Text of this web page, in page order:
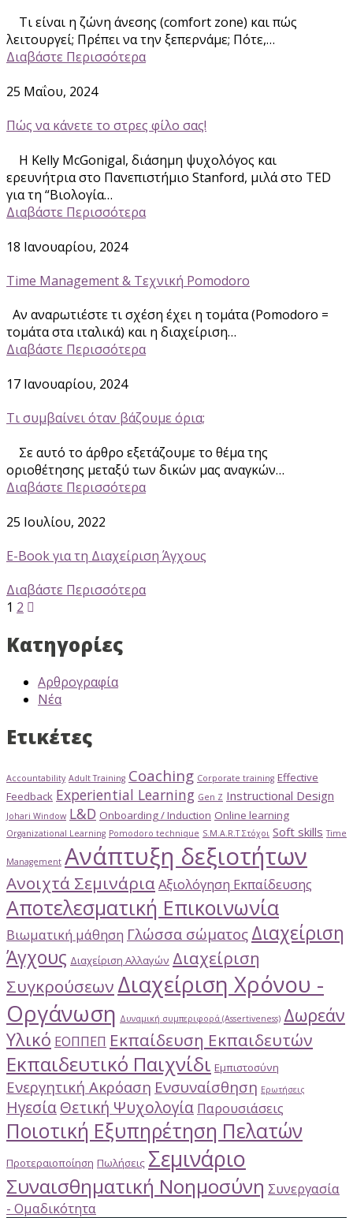
Τι είναι η ζώνη άνεσης (comfort zone) και πώς
λειτουργεί; Πρέπει να την ξεπερνάμε; Πότε,…
Διαβάστε Περισσότερα
25 Μαΐου, 2024
Πώς να κάνετε το στρες φίλο σας!
Η Kelly McGonigal, διάσημη ψυχολόγος και
ερευνήτρια στο Πανεπιστήμιο Stanford, μιλά στο TED
για τη “Βιολογία…
Διαβάστε Περισσότερα
18 Ιανουαρίου, 2024
Time Management & Τεχνική Pomodoro
Αν αναρωτιέστε τι σχέση έχει η τομάτα (Pomodoro =
τομάτα στα ιταλικά) και η διαχείριση…
Διαβάστε Περισσότερα
17 Ιανουαρίου, 2024
Τι συμβαίνει όταν βάζουμε όρια;
Σε αυτό το άρθρο εξετάζουμε το θέμα της
οριοθέτησης μεταξύ των δικών μας αναγκών…
Διαβάστε Περισσότερα
25 Ιουλίου, 2022
E-Book για τη Διαχείριση Άγχους
Διαβάστε Περισσότερα
1 2
Κατηγορίες
Αρθρογραφία
Νέα
Ετικέτες
Accountability Adult Training Coaching Corporate training Effective
Feedback Experiential Learning Gen Z Instructional Design
Johari Window L&D Onboarding / Induction Online learning
Organizational Learning Pomodoro technique S.M.A.R.T Στόχοι Soft skills Time
Management Ανάπτυξη δεξιοτήτων
Ανοιχτά ΣεμινάριαΑξιολόγηση Εκπαίδευσης
Αποτελεσματική Επικοινωνία
Βιωματική μάθηση Γλώσσα σώματος Διαχείριση
Άγχους Διαχείριση Αλλαγών Διαχείριση
Συγκρούσεων Διαχείριση Χρόνου -
Οργάνωση Δυναμική συμπεριφορά (Assertiveness) Δωρεάν
Υλικό ΕΟΠΠΕΠ Εκπαίδευση Εκπαιδευτών
Εκπαιδευτικό Παιχνίδι Εμπιστοσύνη
Ενεργητική Ακρόαση Ενσυναίσθηση Ερωτήσεις
ΗγεσίαΘετική Ψυχολογία Παρουσιάσεις
Ποιοτική Εξυπηρέτηση Πελατών
Προτεραιοποίηση Πωλήσεις Σεμινάριο
Συναισθηματική Νοημοσύνη Συνεργασία
- Ομαδικότητα